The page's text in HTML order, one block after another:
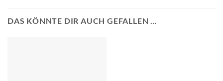
DAS KÖNNTE DIR AUCH GEFALLEN …